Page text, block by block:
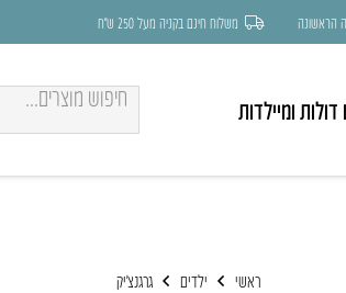
משלוח חינם בקניה מעל 250 ש״ח
ומיילדות
ראשי ילדים גרגנצ’יק